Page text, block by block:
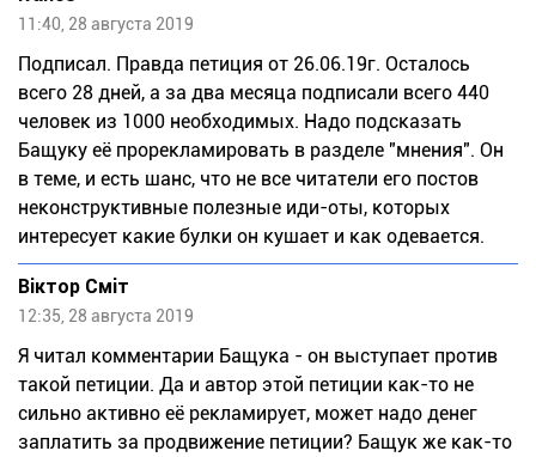
11:40, 28 августа 2019
Подписал. Правда петиция от 26.06.19г. Осталось
всего 28 дней, а за два месяца подписали всего 440
человек из 1000 необходимых. Надо подсказать
Бащуку её прорекламировать в разделе "мнения". Он
в теме, и есть шанс, что не все читатели его постов
неконструктивные полезные иди-оты, которых
интересует какие булки он кушает и как одевается.
Віктор Сміт
12:35, 28 августа 2019
Я читал комментарии Бащука - он выступает против
такой петиции. Да и автор этой петиции как-то не
сильно активно её рекламирует, может надо денег
заплатить за продвижение петиции? Бащук же как-то